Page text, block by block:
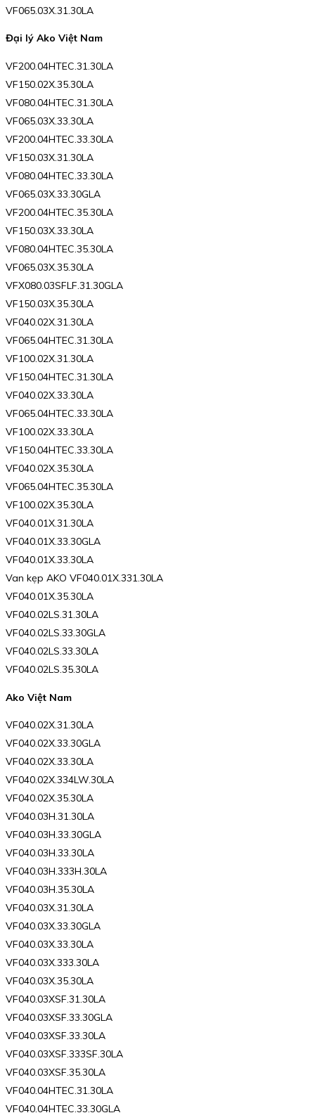
VF065.03X.31.30LA
Đại lý Ako Việt Nam
VF200.04HTEC.31.30LA
VF150.02X.35.30LA
VF080.04HTEC.31.30LA
VF065.03X.33.30LA
VF200.04HTEC.33.30LA
VF150.03X.31.30LA
VF080.04HTEC.33.30LA
VF065.03X.33.30GLA
VF200.04HTEC.35.30LA
VF150.03X.33.30LA
VF080.04HTEC.35.30LA
VF065.03X.35.30LA
VFX080.03SFLF.31.30GLA
VF150.03X.35.30LA
VF040.02X.31.30LA
VF065.04HTEC.31.30LA
VF100.02X.31.30LA
VF150.04HTEC.31.30LA
VF040.02X.33.30LA
VF065.04HTEC.33.30LA
VF100.02X.33.30LA
VF150.04HTEC.33.30LA
VF040.02X.35.30LA
VF065.04HTEC.35.30LA
VF100.02X.35.30LA
VF040.01X.31.30LA
VF040.01X.33.30GLA
VF040.01X.33.30LA
Van kẹp AKO VF040.01X.331.30LA
VF040.01X.35.30LA
VF040.02LS.31.30LA
VF040.02LS.33.30GLA
VF040.02LS.33.30LA
VF040.02LS.35.30LA
Ako Việt Nam
VF040.02X.31.30LA
VF040.02X.33.30GLA
VF040.02X.33.30LA
VF040.02X.334LW.30LA
VF040.02X.35.30LA
VF040.03H.31.30LA
VF040.03H.33.30GLA
VF040.03H.33.30LA
VF040.03H.333H.30LA
VF040.03H.35.30LA
VF040.03X.31.30LA
VF040.03X.33.30GLA
VF040.03X.33.30LA
VF040.03X.333.30LA
VF040.03X.35.30LA
VF040.03XSF.31.30LA
VF040.03XSF.33.30GLA
VF040.03XSF.33.30LA
VF040.03XSF.333SF.30LA
VF040.03XSF.35.30LA
VF040.04HTEC.31.30LA
VF040.04HTEC.33.30GLA